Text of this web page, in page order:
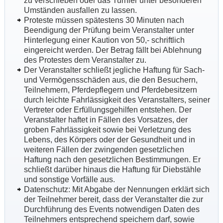
Umständen ausfallen zu lassen.
Proteste müssen spätestens 30 Minuten nach
Beendigung der Prüfung beim Veranstalter unter
Hinterlegung einer Kaution von 50,- schriftlich
eingereicht werden. Der Betrag fällt bei Ablehnung
des Protestes dem Veranstalter zu.
Der Veranstalter schließt jegliche Haftung für Sach-
und Vermögensschäden aus, die den Besuchern,
Teilnehmern, Pferdepflegern und Pferdebesitzern
durch leichte Fahrlässigkeit des Veranstalters, seiner
Vertreter oder Erfüllungsgehilfen entstehen. Der
Veranstalter haftet in Fällen des Vorsatzes, der
groben Fahrlässigkeit sowie bei Verletzung des
Lebens, des Körpers oder der Gesundheit und in
weiteren Fällen der zwingenden gesetzlichen
Haftung nach den gesetzlichen Bestimmungen. Er
schließt darüber hinaus die Haftung für Diebstähle
und sonstige Vorfälle aus.
Datenschutz: Mit Abgabe der Nennungen erklärt sich
der Teilnehmer bereit, dass der Veranstalter die zur
Durchführung des Events notwendigen Daten des
Teilnehmers entsprechend speichern darf, sowie